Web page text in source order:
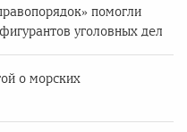
помогли
уголовных дел
о морских